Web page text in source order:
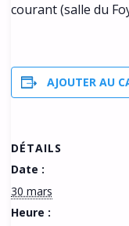
courant (salle du
AJOUTER AU
DÉTAILS
Date :
30 mars
Heure :